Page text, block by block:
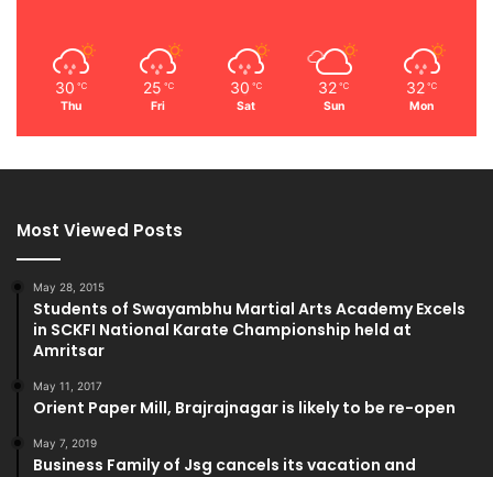
30 ℃
Thu
25 ℃
Fri
30 ℃
Sat
32 ℃
Sun
32 ℃
Mon
Most Viewed Posts
May 28, 2015
Students of Swayambhu Martial Arts Academy Excels
in SCKFI National Karate Championship held at
Amritsar
May 11, 2017
Orient Paper Mill, Brajrajnagar is likely to be re-open
May 7, 2019
Business Family of Jsg cancels its vacation and